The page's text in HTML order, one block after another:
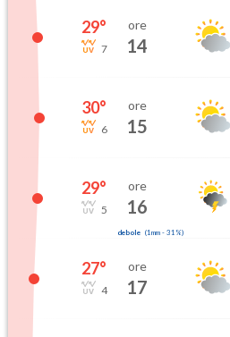
29°
7
ore
14
30°
6
ore
15
29°
5
ore
16
debole (1mm- 31 %)
27°
4
ore
17